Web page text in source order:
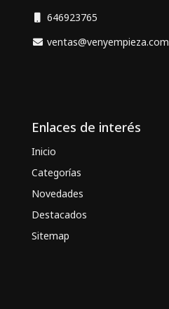
646923765
ventas@venyempieza.com
Enlaces de interés
Inicio
Categorías
Novedades
Destacados
Sitemap